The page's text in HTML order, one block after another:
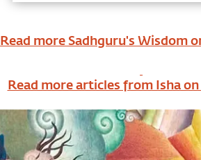
Read more Sadhguru's Wisdom
Read more articles from Isha on